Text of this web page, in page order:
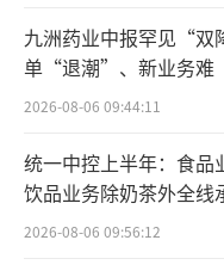
一位来自东
示，OATLY前两
商也投入很大。
一系列的调整
能、销售额等各方
九洲药业中报罕见“双
单“退潮”、新业务
难关待闯
2026-08-06 09:44:11
统一中控上半年：食品
饮品业务除奶茶外全线
2026-08-06 09:56:12